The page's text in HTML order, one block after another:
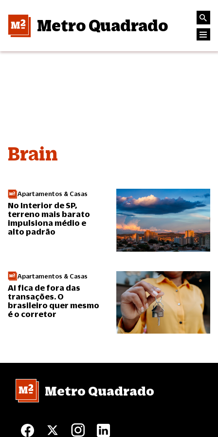
Metro Quadrado
Brain
Apartamentos & Casas
No Interior de SP,
terreno mais barato
impulsiona médio e
alto padrão
Apartamentos & Casas
AI fica de fora das
transações. O
brasileiro quer mesmo
é o corretor
Metro Quadrado